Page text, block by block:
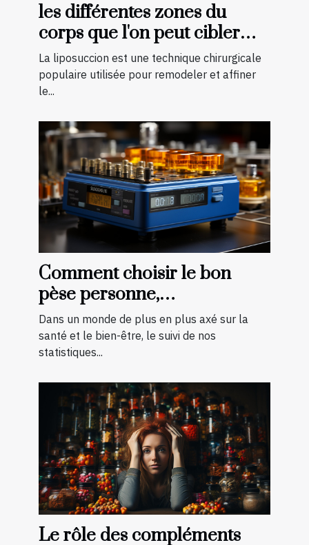
les différentes zones du
corps que l'on peut cibler
avec la liposuccion en
Tunisie
La liposuccion est une technique chirurgicale
populaire utilisée pour remodeler et affiner
le...
Comment choisir le bon
pèse personne,
impédancemètre et balance
pour vos besoins
Dans un monde de plus en plus axé sur la
santé et le bien-être, le suivi de nos
statistiques...
Le rôle des compléments